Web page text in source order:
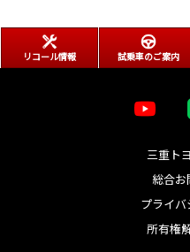
リコール情報 試乗車のご案内
三重ト
総合お
プライ
所有権